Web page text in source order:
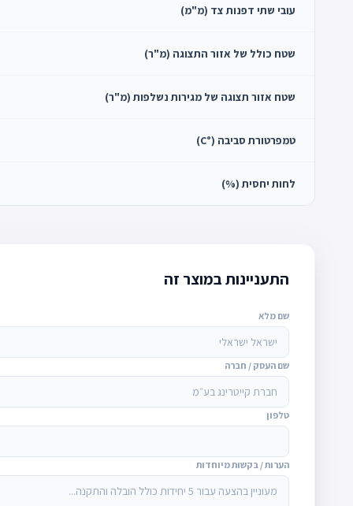
עובי שתי דפנות צד (מ"מ)
שטח כולל של אזור התצוגה (מ"ר)
שטח אזור תצוגה של מגירות נשלפות (מ"ר)
טמפרטורת סביבה (°C)
לחות יחסית (%)
התעניינות במוצר זה
שם מלא
שם העסק / חברה
טלפון
הערות / בקשות מיוחדות